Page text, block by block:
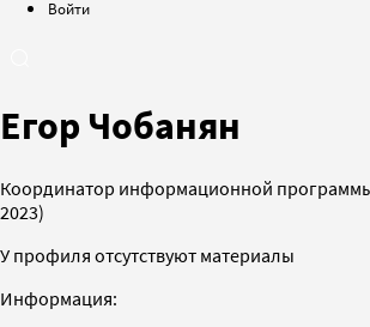
Войти
Егор Чобанян
Координатор информационной
2023)
У профиля отсутствуют материалы
Информация: